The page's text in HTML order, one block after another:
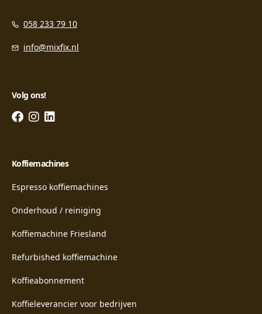
058 233 79 10
info@mixfix.nl
Volg ons!
Koffiemachines
Espresso koffiemachines
Onderhoud / reiniging
Koffiemachine Friesland
Refurbished koffiemachine
Koffieabonnement
Koffieleverancier voor bedrijven